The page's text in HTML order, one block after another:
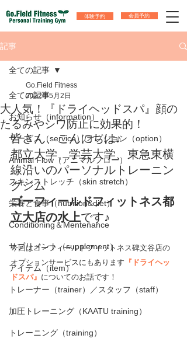
体験予約 会員予約
記事
全ての記事
お知らせ（information）
サービス（service）/オプション（option）
Animal Flow（アニマルフロー）
スキンストレッチ（skin stretch）
栄養と食事（nutrition&diet）
Conditioning＆Mentenance
サプリメント（supplement）
アイテム（item）
トレーナー（trainer）／スタッフ（staff）
加圧トレーニング（KAATU training）
トレーニング（training）
全ての記事
大人気！『ドライヘッドスパ』顔の
たるみやシワ防止に効果的！
Go.Field Fitness
2022年5月2日
皆さん、こんにちは♪
都立大学、学芸大学、東急東横
線沿いのパーソナルトレーニン
グジム
ゴーフィールドフィットネス都
立大店の水上です♪
今回はゴーフィールドフィットネス碑文谷店の
オプションサービスにもあります 『ドライヘッ
ドスパ』 についてのお話です！